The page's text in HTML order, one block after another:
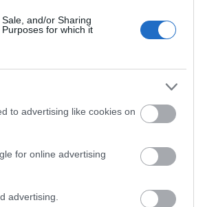
and/or Sharing
for which it
to advertising like cookies on
for online advertising
advertising.